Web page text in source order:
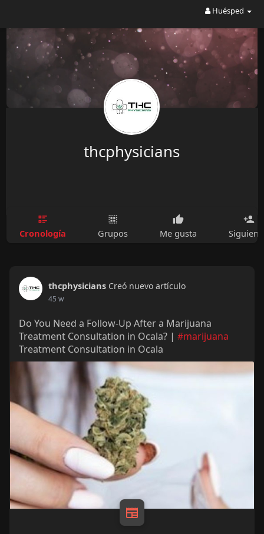
Huésped
thcphysicians
Cronología Grupos Me gusta
thcphysicians Creó nuevo artículo
45 w
Do You Need a Follow-Up After a Marijuana
Treatment Consultation in Ocala? | #marijuana
Treatment Consultation in Ocala